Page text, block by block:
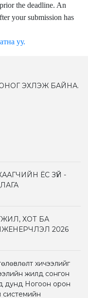
the deadline. An
your submission has
уу.
ЭХЛЭЖ БАЙНА.
ЁС ЗҮЙ -
ХОТ БА
2026
хичээлийг
жилд сонгон
дунд Ногоон орон
системийн